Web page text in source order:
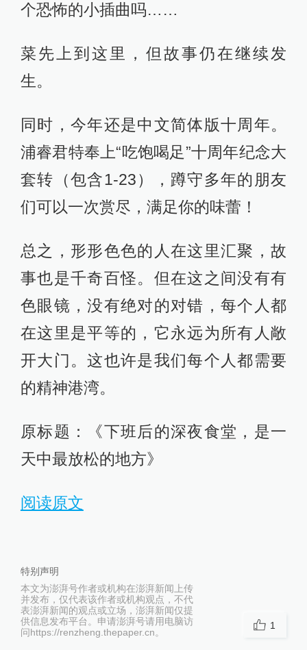
个恐怖的小插曲吗……
菜先上到这里，但故事仍在继续发
生。
同时，今年还是中文简体版十周年。
浦睿君特奉上“吃饱喝足”十周年纪念大
套转（包含1-23），蹲守多年的朋友
们可以一次赏尽，满足你的味蕾！
总之，形形色色的人在这里汇聚，故
事也是千奇百怪。但在这之间没有有
色眼镜，没有绝对的对错，每个人都
在这里是平等的，它永远为所有人敞
开大门。这也许是我们每个人都需要
的精神港湾。
原标题：《下班后的深夜食堂，是一
天中最放松的地方》
阅读原文
特别声明
本文为澎湃号作者或机构在澎湃新闻上传
并发布，仅代表该作者或机构观点，不代
表澎湃新闻的观点或立场，澎湃新闻仅提
供信息发布平台。申请澎湃号请用电脑访
问https://renzheng.thepaper.cn。
1